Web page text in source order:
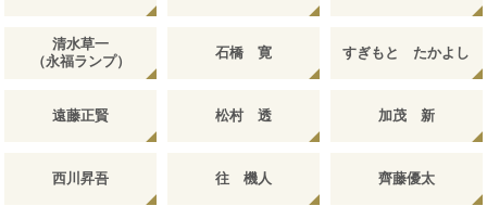
清水草一
（永福ランプ）
石橋 寛 すぎもと たかよし
遠藤正賢 松村 透 加茂 新
西川昇吾 往 機人 齊藤優太